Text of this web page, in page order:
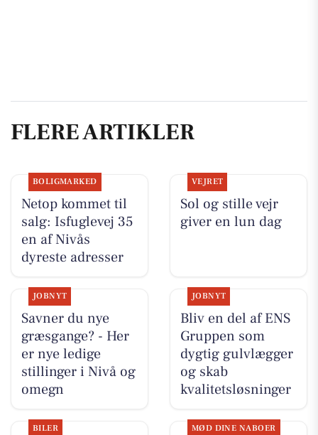
FLERE ARTIKLER
BOLIGMARKED
Netop kommet til
salg: Isfuglevej 35
en af Nivås
dyreste adresser
VEJRET
Sol og stille vejr
giver en lun dag
JOBNYT
Savner du nye
græsgange? - Her
er nye ledige
stillinger i Nivå og
omegn
JOBNYT
Bliv en del af ENS
Gruppen som
dygtig gulvlægger
og skab
kvalitetsløsninger
BILER MØD DINE NABOER